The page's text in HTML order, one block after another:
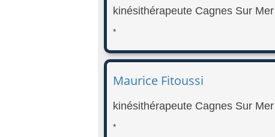
kinésithérapeute Cagnes Sur Mer
*
Maurice Fitoussi
kinésithérapeute Cagnes Sur Mer
*